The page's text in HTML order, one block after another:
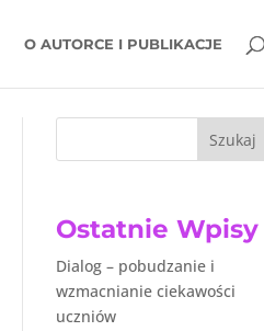
O AUTORCE I PUBLIKACJE
Szukaj
Ostatnie Wpisy
Dialog – pobudzanie i
wzmacnianie ciekawości
uczniów